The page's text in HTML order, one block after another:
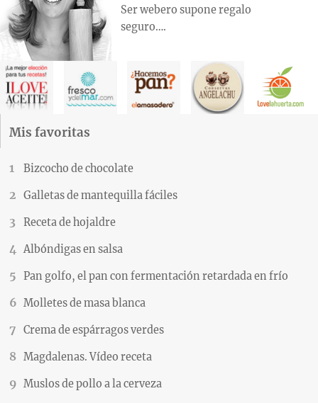
Ser webero supone regalo
seguro….
Mis favoritas
Bizcocho de chocolate
Galletas de mantequilla fáciles
Receta de hojaldre
Albóndigas en salsa
Pan golfo, el pan con fermentación retardada en frío
Molletes de masa blanca
Crema de espárragos verdes
Magdalenas. Vídeo receta
Muslos de pollo a la cerveza